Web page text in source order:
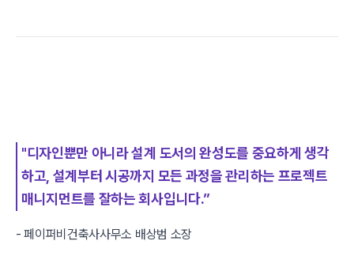
"디자인뿐만 아니라 설계 도서의 완성도를 중요하게 생각
하고, 설계부터 시공까지 모든 과정을 관리하는 프로젝트
매니지먼트를 잘하는 회사입니다.”
- 페이퍼비건축사사무소 배상범 소장